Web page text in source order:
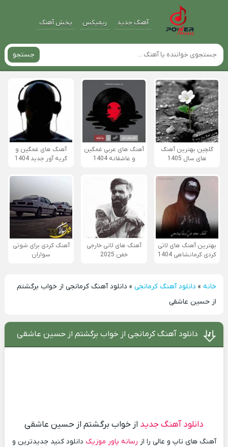
آهنگ جدید ریمیکس پخش آهنگ
جستجو
گلچین بهترین آهنگ
های سال 1405
آهنگ های عربی غمگین
و عاشقانه 1404
آهنگ های غمگین و
گریه آور جدید 1404
بهترین آهنگ های لاتی
کردی کرمانشاهی 1404
آهنگ های لاتی خارجی
خفن 2025
آهنگ کردی برای شوتی
سواران
خانه» دانلود آهنگ کرمانجی» دانلود آهنگ کرمانجی از خواب برگشتم
از حسین عاشقی
دانلود آهنگ کرمانجی از خواب برگشتم از حسین عاشقی
دانلود آهنگ جدید از خواب برگشتم از حسین عاشقی
آهنگ های تاپ و عالی را از رسانه پاور موزیک دانلود کنید جدیدترین و